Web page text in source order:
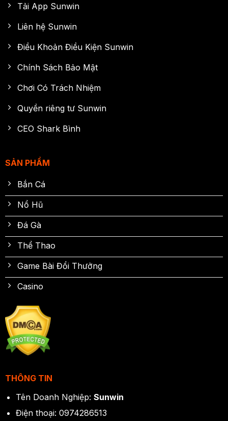
Tải App Sunwin
Liên hệ Sunwin
Điều Khoản Điều Kiện Sunwin
Chính Sách Bảo Mật
Chơi Có Trách Nhiệm
Quyền riêng tư Sunwin
CEO Shark Bình
SẢN PHẨM
Bắn Cá
Nổ Hũ
Đá Gà
Thể Thao
Game Bài Đổi Thưởng
Casino
THÔNG TIN
Tên Doanh Nghiệp: Sunwin
Điện thoại: 0974286513